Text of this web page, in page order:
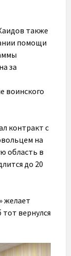
также
помощи
за
воинского
контракт с
на
область в
до 20
желает
вернулся